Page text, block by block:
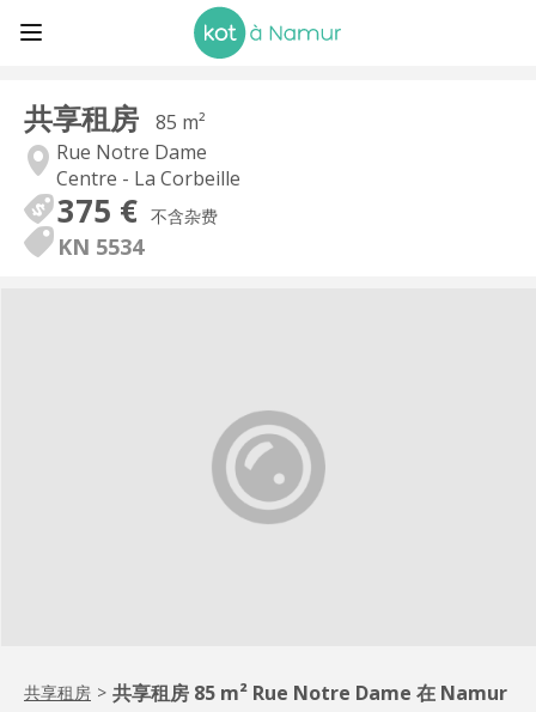
共享租房
85 m²
Rue Notre Dame
Centre - La Corbeille
375 € 不含杂费
KN 5534
共享租房 > 共享租房 85 m² Rue Notre Dame 在 Namur